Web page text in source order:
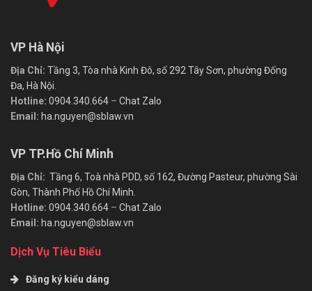
VP Hà Nội
Địa Chỉ: Tầng 3, Tòa nhà Kinh Đô, số 292 Tây Sơn, phường Đống
Đa, Hà Nội.
Hotline: 0904.340.664 – Chat Zalo
Email: ha.nguyen@sblaw.vn
VP TP.Hồ Chí Minh
Địa Chỉ: Tầng 6, Toà nhà PDD, số 162, Đường Pasteur, phường Sài
Gòn, Thành Phố Hồ Chí Minh.
Hotline: 0904.340.664 – Chat Zalo
Email: ha.nguyen@sblaw.vn
Dịch Vụ Tiêu Biểu
Đăng ký kiểu dáng